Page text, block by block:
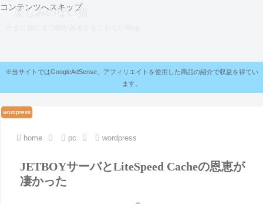
コンテンツへスキップ
楽しみのない猫
※当サイトではGoogleAdSense、アフィリエイトを使用した商品の紹介で収益を得てい
ます。
home pc wordpress
JETBOYサーバとLiteSpeed Cacheの恩恵が
凄かった
pc
wordpress
wordpress
wordpress
wordpress
wordpress